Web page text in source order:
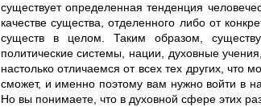
существует определенная тенденция
качестве существа, отделенного либо от
существ в целом. Таким образом,
политические системы, нации, духовные
настолько отличаемся от всех тех других, что
сможет, и именно поэтому вам нужно войти в
Но вы понимаете, что в духовной сфере этих